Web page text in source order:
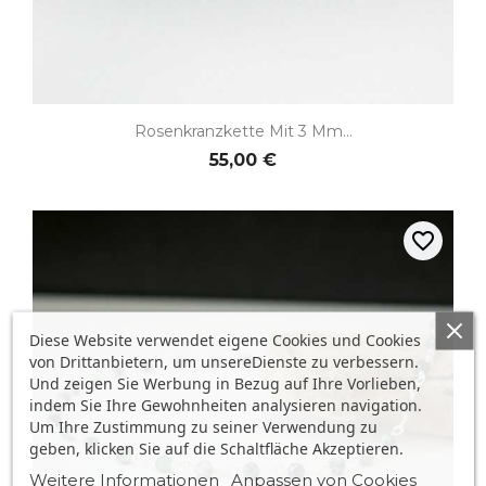
Rosenkranzkette Mit 3 Mm...
55,00 €
favorite_border
Diese Website verwendet eigene Cookies und Cookies
von Drittanbietern, um unsereDienste zu verbessern.
Und zeigen Sie Werbung in Bezug auf Ihre Vorlieben,
indem Sie Ihre Gewohnheiten analysieren navigation.
Um Ihre Zustimmung zu seiner Verwendung zu
geben, klicken Sie auf die Schaltfläche Akzeptieren.
Weitere Informationen
Anpassen von Cookies